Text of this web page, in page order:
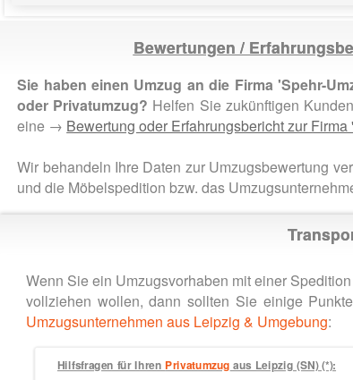
Bewertungen /
Sie haben einen Umzug an die Firma 'Spehr-
oder Privatumzug? Helfen Sie zukünftigen
eine → Bewertung oder Erfahrungsbericht zur
Wir behandeln Ihre Daten zur Umzugsbewertung
und die Möbelspedition bzw. das
Wenn Sie ein Umzugsvorhaben mit einer
vollziehen wollen, dann sollten Sie einige
Umzugsunternehmen aus Leipzig & Umgebung:
Hilfsfragen für Ihren Privatumzug aus Leipzig (SN) (*):